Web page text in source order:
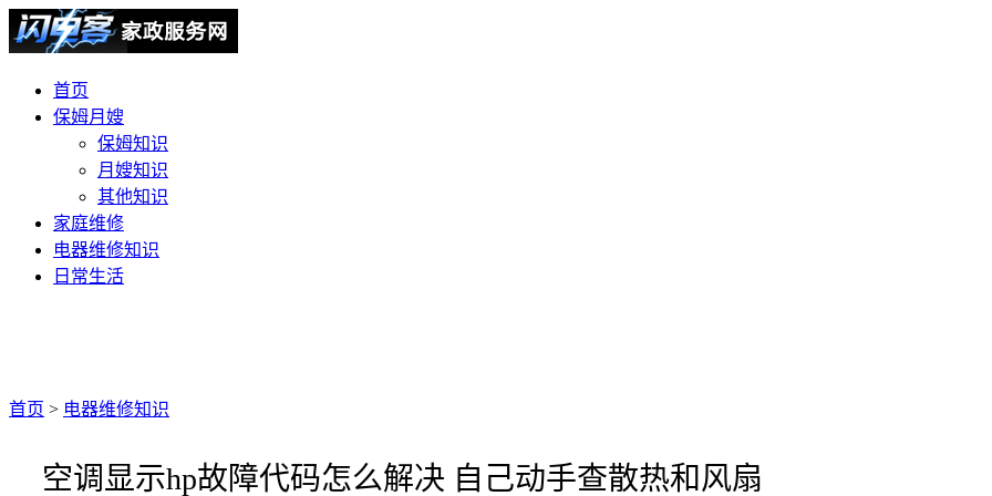
首页
保姆月嫂
保姆知识
月嫂知识
其他知识
家庭维修
电器维修知识
日常生活
首页 > 电器维修知识
空调显示hp故障代码怎么解决 自己动手查散热和风扇